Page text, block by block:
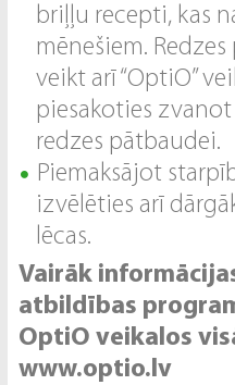
briļļu recepti, kas
mēnešiem.
veikt arī “OptiO”
piesakoties
redzes pātbaudei.
Piemaksājot
izvēlēties arī
lēcas.
Vairāk
atbildības
OptiO veikalos
www.optio.lv